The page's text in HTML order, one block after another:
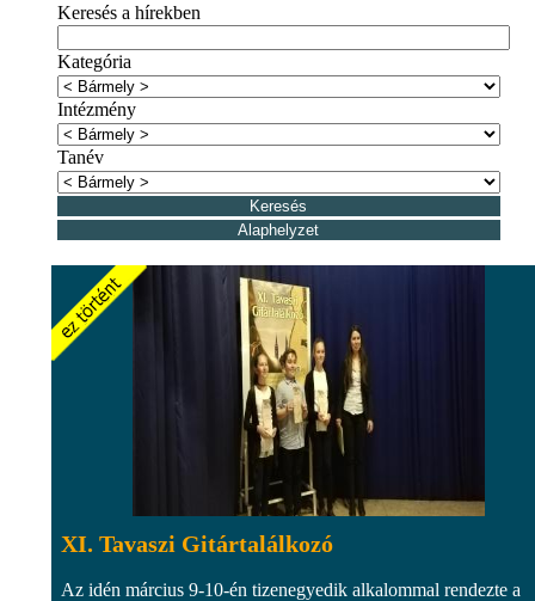
Keresés a hírekben
Kategória
Intézmény
Tanév
XI. Tavaszi Gitártalálkozó
Az idén március 9-10-én tizenegyedik alkalommal rendezte a